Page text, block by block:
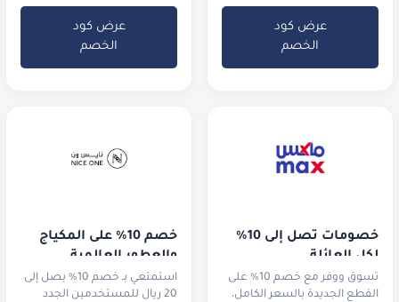
عرض كود
الخصم
عرض كود
الخصم
خصومات تصل إلى 10%
لكل العائلة
تسوق ووفر مع خصم 10% على
القطع الجديدة بالسعر الكامل،
خصم 10% على المكياج
والعطور العالمية
استمتعي بـ خصم 10% يصل إلى
20 ريال للمستخدمين الجدد